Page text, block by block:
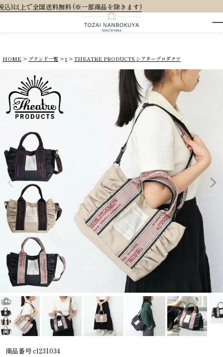
きます)
HOME ブランド一覧 t THEATRE PRODUCTS シアタープロダクツ
商品番号cl231034